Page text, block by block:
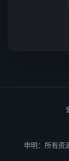
申明：所有资